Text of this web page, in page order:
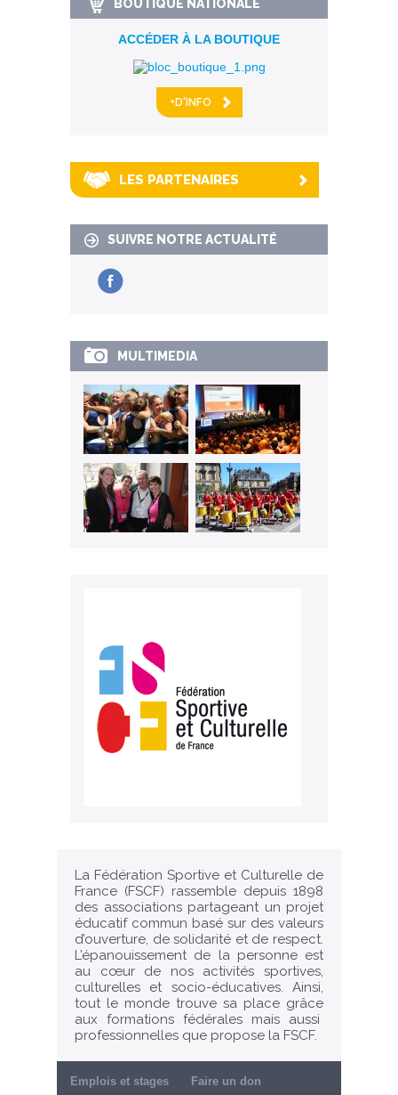
BOUTIQUE NATIONALE
ACCÉDER À LA BOUTIQUE
+D'INFO
LES PARTENAIRES
SUIVRE NOTRE ACTUALITÉ
MULTIMEDIA
La Fédération Sportive et Culturelle de
France (FSCF) rassemble depuis 1898
des associations partageant un projet
éducatif commun basé sur des valeurs
d’ouverture, de solidarité et de respect.
L’épanouissement de la personne est
au cœur de nos activités sportives,
culturelles et socio-éducatives. Ainsi,
tout le monde trouve sa place grâce
aux formations fédérales mais aussi
professionnelles que propose la FSCF.
Emplois et stages Faire un don